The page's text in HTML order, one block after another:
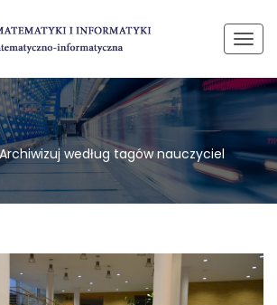
Archiwizuj według tagów nauczyciel